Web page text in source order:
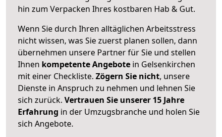
hin zum Verpacken Ihres kostbaren Hab & Gut.
Wenn Sie durch Ihren alltäglichen Arbeitsstress
nicht wissen, was Sie zuerst planen sollen, dann
übernehmen unsere Partner für Sie und stellen
Ihnen kompetente Angebote in Gelsenkirchen
mit einer Checkliste. Zögern Sie nicht, unsere
Dienste in Anspruch zu nehmen und lehnen Sie
sich zurück. Vertrauen Sie unserer 15 Jahre
Erfahrung in der Umzugsbranche und holen Sie
sich Angebote.